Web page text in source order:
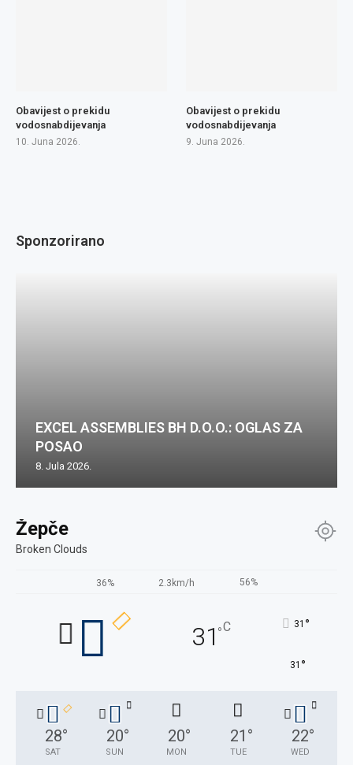
Žepče
Broken Clouds
36% 2.3km/h 56%
31°C 31 °
31 °
28°
SAT
20°
SUN
20°
MON
21 °
TUE
22°
WED
Obavijest o prekidu
vodosnabdijevanja
10. Juna 2026.
Obavijest o prekidu
vodosnabdijevanja
9. Juna 2026.
Sponzorirano
EXCEL ASSEMBLIES BH D.O.O.: OGLAS ZA
POSAO
8. Jula 2026.